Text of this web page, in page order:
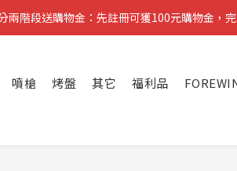
兩階段送購物金：先註冊可獲100元購物金，
兩階段送購物金：先註冊可獲100元購物金，
複製分享連結給朋友，完成訂單推薦人
噴槍 烤盤 其它 福利品